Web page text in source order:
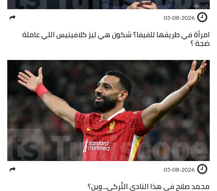
05-08-2026
امرأة في طريقها للفيفا؟ شكون هي ليز كلافينيس اللي عاملة
ضجة ؟
05-08-2026
محمد صلاح في هذا النادي التُركي...وين؟